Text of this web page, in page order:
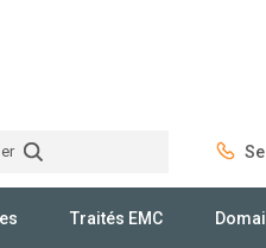
Traités EMC